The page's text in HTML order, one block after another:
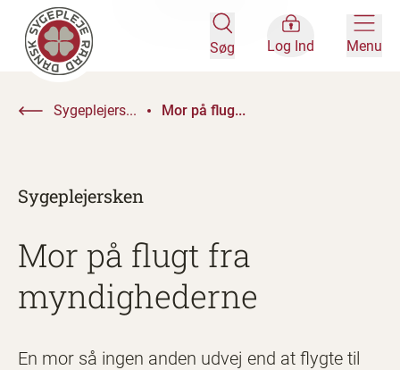
Søg Log Ind Menu
Sygeplejers... Mor på flug...
Sygeplejersken
Mor på flugt fra
myndighederne
En mor så ingen anden udvej end at flygte til